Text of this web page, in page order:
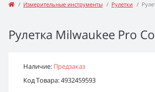
Измерительные инструменты Рулетки
Рулетка Milwaukee Pro
Наличие: Предзаказ
Код Товара: 4932459593